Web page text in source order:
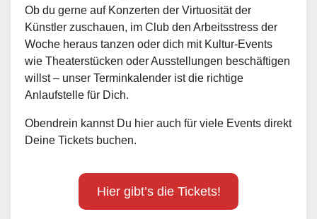
Ob du gerne auf Konzerten der Virtuosität der
Künstler zuschauen, im Club den Arbeitsstress der
Woche heraus tanzen oder dich mit Kultur-Events
wie Theaterstücken oder Ausstellungen beschäftigen
willst – unser Terminkalender ist die richtige
Anlaufstelle für Dich.
Obendrein kannst Du hier auch für viele Events direkt
Deine Tickets buchen.
Hier gibt’s die Tickets!